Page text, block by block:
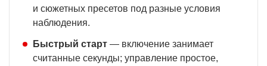
и сюжетных пресетов под разные условия
наблюдения.
Быстрый старт — включение занимает
считанные секунды; управление простое,